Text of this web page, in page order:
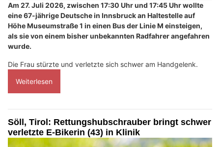
Am 27. Juli 2026, zwischen 17:30 Uhr und 17:45 Uhr wollte
eine 67-jährige Deutsche in Innsbruck an Haltestelle auf
Höhe Museumstraße 1 in einen Bus der Linie M einsteigen,
als sie von einem bisher unbekannten Radfahrer angefahren
wurde.
Die Frau stürzte und verletzte sich schwer am Handgelenk.
Weiterlesen
Söll, Tirol: Rettungshubschrauber bringt schwer
verletzte E-Bikerin (43) in Klinik